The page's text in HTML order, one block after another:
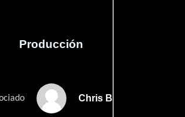
Producción
Chris Bongirne